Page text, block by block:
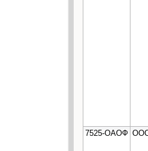
7525-ОАОФ